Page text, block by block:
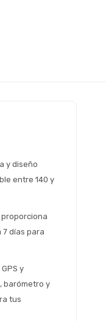
y diseño
entre 140 y
proporciona
días para
y
barómetro y
tus